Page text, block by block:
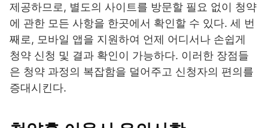
제공하므로, 별도의 사이트를 방문할 필요 없이 청약
에 관한 모든 사항을 한곳에서 확인할 수 있다. 세 번
째로, 모바일 앱을 지원하여 언제 어디서나 손쉽게
청약 신청 및 결과 확인이 가능하다. 이러한 장점들
은 청약 과정의 복잡함을 덜어주고 신청자의 편의를
증대시킨다.